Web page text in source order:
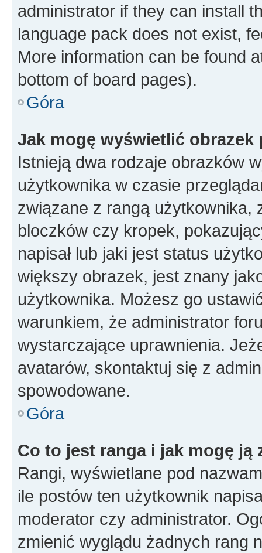
administrator if they can install
language pack does not exist,
More information can be found
bottom of board pages).
Góra
Jak mogę wyświetlić
Istnieją dwa rodzaje obrazków
użytkownika w czasie
związane z rangą użytkownika,
bloczków czy kropek,
napisał lub jaki jest status
większy obrazek, jest znany
użytkownika. Możesz go
warunkiem, że administrator
wystarczające uprawnienia.
avatarów, skontaktuj się z
spowodowane.
Góra
Co to jest ranga i jak mogę ją
Rangi, wyświetlane pod
ile postów ten użytkownik
moderator czy administrator.
zmienić wyglądu żadnych rang